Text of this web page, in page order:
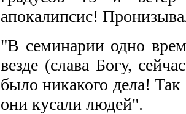
апокалипсис!
"В семинарии одно
везде (слава Богу,
было никакого дела!
они кусали людей".